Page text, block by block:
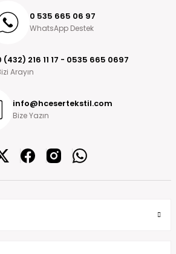
0 535 665 06 97
WhatsApp Destek
(432) 216 11 17 - 0535 665 0697
Arayın
info@hcesertekstil.com
Bize Yazın